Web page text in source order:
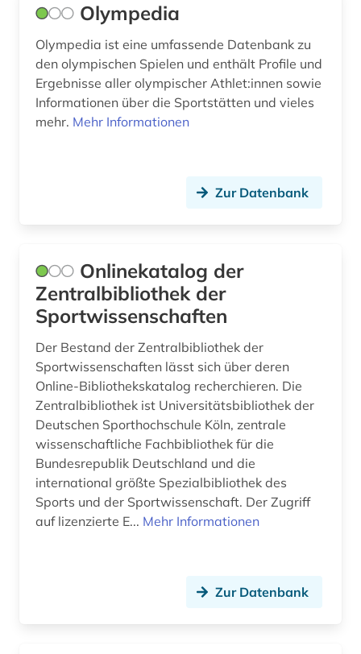
Olympedia
Olympedia ist eine umfassende Datenbank zu
den olympischen Spielen und enthält Profile und
Ergebnisse aller olympischer Athlet:innen sowie
Informationen über die Sportstätten und vieles
mehr. Mehr Informationen
Zur Datenbank
Onlinekatalog der
Zentralbibliothek der
Sportwissenschaften
Der Bestand der Zentralbibliothek der
Sportwissenschaften lässt sich über deren
Online-Bibliothekskatalog recherchieren. Die
Zentralbibliothek ist Universitätsbibliothek der
Deutschen Sporthochschule Köln, zentrale
wissenschaftliche Fachbibliothek für die
Bundesrepublik Deutschland und die
international größte Spezialbibliothek des
Sports und der Sportwissenschaft. Der Zugriff
auf lizenzierte E... Mehr Informationen
Zur Datenbank